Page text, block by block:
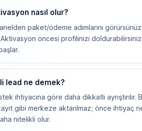
nasıl olur?
paket/ödeme adımlarını
öncesi profilinizi
lead ne demek?
ihtiyacına göre daha dikkatli
gibi merkeze aktarılmaz; önce ihtiyaç
nitelikli olur.